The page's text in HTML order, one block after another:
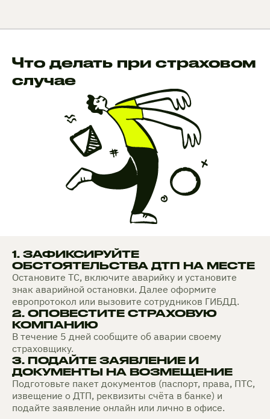
Что делать при страховом
случае
1. ЗАФИКСИРУЙТЕ
ОБСТОЯТЕЛЬСТВА ДТП НА МЕСТЕ
Остановите ТС, включите аварийку и установите
знак аварийной остановки. Далее оформите
европротокол или вызовите сотрудников ГИБДД.
2. ОПОВЕСТИТЕ СТРАХОВУЮ
КОМПАНИЮ
В течение 5 дней сообщите об аварии своему
страховщику.
3. ПОДАЙТЕ ЗАЯВЛЕНИЕ И
ДОКУМЕНТЫ НА ВОЗМЕЩЕНИЕ
Подготовьте пакет документов (паспорт, права, ПТС,
извещение о ДТП, реквизиты счёта в банке) и
подайте заявление онлайн или лично в офисе.